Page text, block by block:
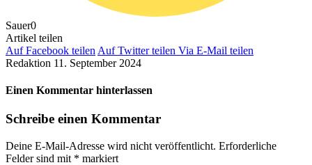
Sauer0
Artikel teilen
Auf Facebook teilen Auf Twitter teilen Via E-Mail teilen
Redaktion 11. September 2024
Einen Kommentar hinterlassen
Schreibe einen Kommentar
Deine E-Mail-Adresse wird nicht veröffentlicht. Erforderliche
Felder sind mit * markiert